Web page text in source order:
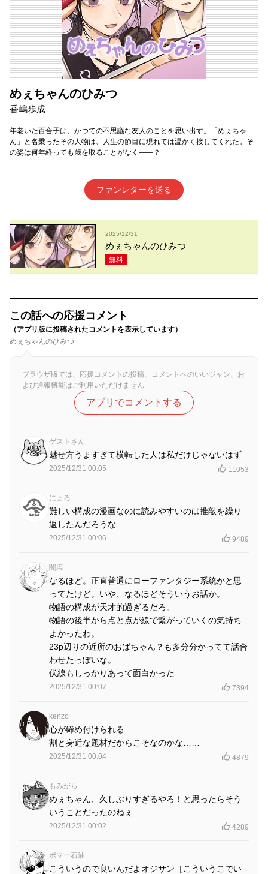
めぇちゃんのひみつ
香嶋歩成
年老いた百合子は、かつての不思議な友人のことを思い出す。「めぇちゃ
ん」と名乗ったその人物は、人生の節目に現れては温かく接してくれた。そ
の姿は何年経っても歳を取ることがなく――？
ファンレターを送る
2025/12/31
めぇちゃんのひみつ
無料
この話への応援コメント
（アプリ版に投稿されたコメントを表示しています）
めぇちゃんのひみつ
ブラウザ版では、応援コメントの投稿、コメントへのいいジャン、お
よび通報機能はご利用いただけません
アプリでコメントする
ゲストさん
魅せ方うますぎて横転した人は私だけじゃないはず
2025/12/31 00:05 11053
にょろ
難しい構成の漫画なのに読みやすいのは推敲を繰り
返したんだろうな
2025/12/31 00:06 9489
闇塩
なるほど。正直普通にローファンタジー系統かと思
ってたけど。いや、なるほどそういうお話か。
物語の構成が天才的過ぎるだろ。
物語の後半から点と点が線で繋がっていくの気持ち
よかったわ。
23p辺りの近所のおばちゃん？も多分分かってて話合
わせたっぽいな。
伏線もしっかりあって面白かった
2025/12/31 00:07 7394
kenzo
心が締め付けられる……
割と身近な題材だからこそなのかな……
2025/12/31 00:04 4879
もみがら
めぇちゃん、久しぶりすぎるやろ！と思ったらそう
いうことだったのねぇ…
2025/12/31 00:02 4289
ボマー石油
こういうので良いんだよオジサン［こういうこでい